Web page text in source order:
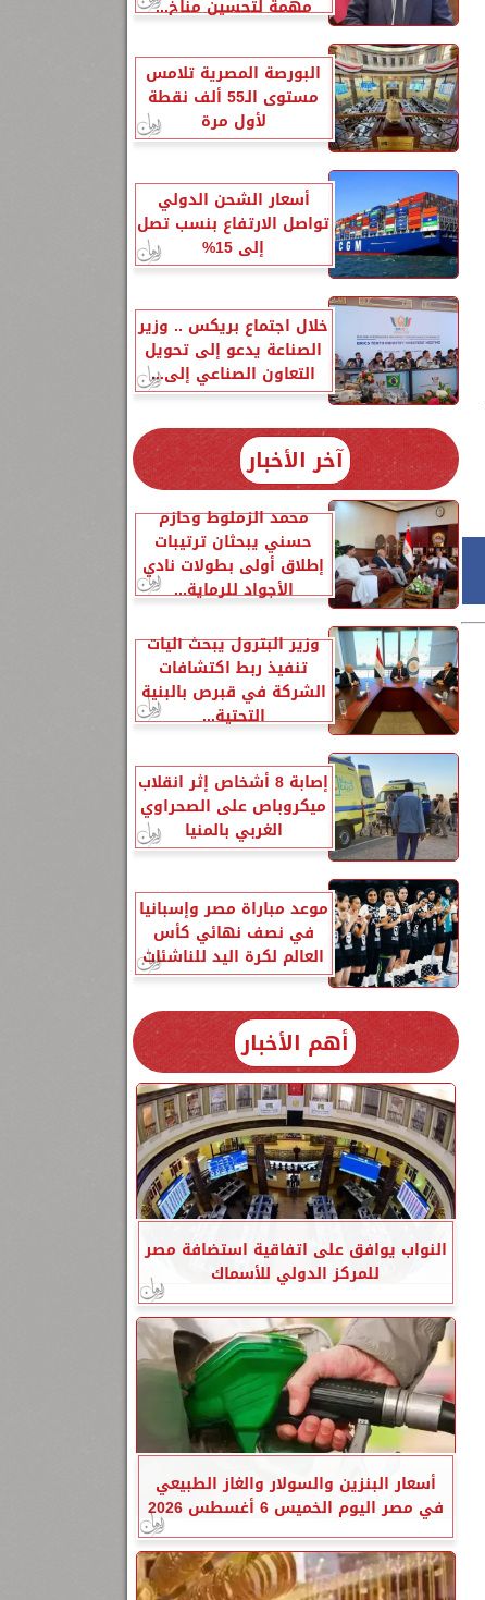
مهمة لتحسين مناخ...
البورصة المصرية تلامس
مستوى الـ55 ألف نقطة
لأول مرة
أسعار الشحن الدولي
تواصل الارتفاع بنسب تصل
إلى 15%
خلال اجتماع بريكس .. وزير
الصناعة يدعو إلى تحويل
التعاون الصناعي إلى...
آخر الأخبار
محمد الزملوط وحازم
حسني يبحثان ترتيبات
إطلاق أولى بطولات نادي
الأجواد للرماية...
وزير البترول يبحث آليات
تنفيذ ربط اكتشافات
الشركة في قبرص بالبنية
التحتية...
إصابة 8 أشخاص إثر انقلاب
ميكروباص على الصحراوي
الغربي بالمنيا
موعد مباراة مصر وإسبانيا
في نصف نهائي كأس
العالم لكرة اليد للناشئات
أهم الأخبار
النواب يوافق على اتفاقية استضافة مصر
للمركز الدولي للأسماك
أسعار البنزين والسولار والغاز الطبيعي
في مصر اليوم الخميس 6 أغسطس 2026